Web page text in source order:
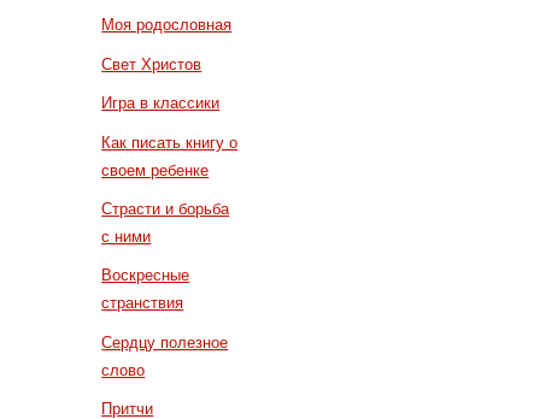
Моя родословная
Свет Христов
Игра в классики
Как писать книгу о
своем ребенке
Страсти и борьба
с ними
Воскресные
странствия
Сердцу полезное
слово
Притчи